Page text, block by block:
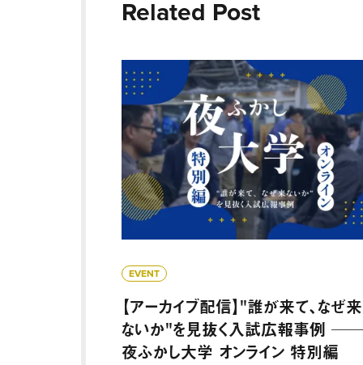
Related Post
EVENT
【アーカイブ配信】"誰が来て、なぜ来
ないか"を見抜く入試広報事例 ──
夜ふかし大学 オンライン 特別編
【アーカイブ配信】"誰が来て、なぜ来